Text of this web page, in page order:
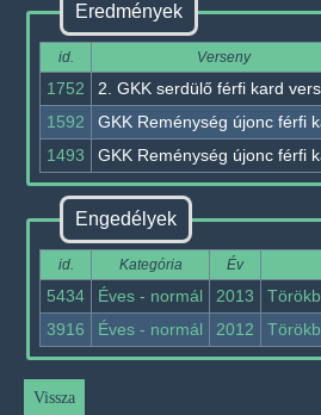
Eredmények
id. Verseny
1752 2. GKK serdülő férfi kard
1592
GKK Reménység újonc férfi
1493
GKK Reménység újonc férfi
Engedélyek
id. Kategória Év
5434 Éves - normál 2013
3916
Éves - normál 2012